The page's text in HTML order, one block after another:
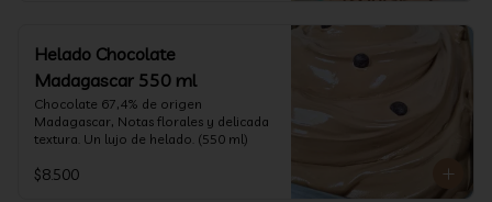
Helado Chocolate
Madagascar 550 ml
Chocolate 67,4% de origen
Madagascar, Notas florales y delicada
textura. Un lujo de helado. (550 ml)
$8.500